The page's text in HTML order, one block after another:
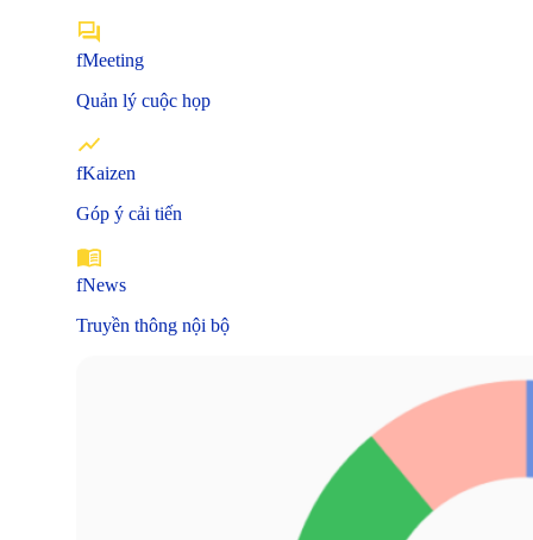
fMeeting
Quản lý cuộc họp
fKaizen
Góp ý cải tiến
fNews
Truyền thông nội bộ